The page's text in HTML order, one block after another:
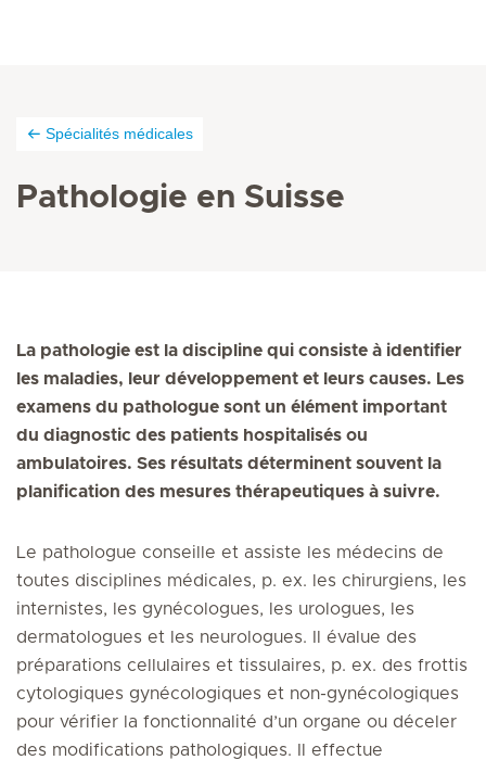
Spécialités médicales
Pathologie en Suisse
La pathologie est la discipline qui consiste à identifier
les maladies, leur développement et leurs causes. Les
examens du pathologue sont un élément important
du diagnostic des patients hospitalisés ou
ambulatoires. Ses résultats déterminent souvent la
planification des mesures thérapeutiques à suivre.
Le pathologue conseille et assiste les médecins de
toutes disciplines médicales, p. ex. les chirurgiens, les
internistes, les gynécologues, les urologues, les
dermatologues et les neurologues. Il évalue des
préparations cellulaires et tissulaires, p. ex. des frottis
cytologiques gynécologiques et non-gynécologiques
pour vérifier la fonctionnalité d’un organe ou déceler
des modifications pathologiques. Il effectue